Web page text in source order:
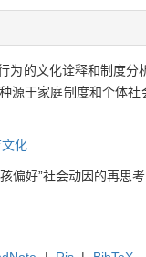
为的文化诠释和制度
源于家庭制度和个体
化
偏好”社会动因的再思